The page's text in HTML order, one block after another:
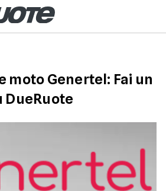
moto Genertel: Fai un
DueRuote